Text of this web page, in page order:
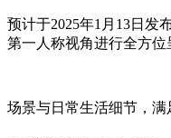
预计于2025年1月13日发
第一人称视角进行全方
场景与日常生活细节，满